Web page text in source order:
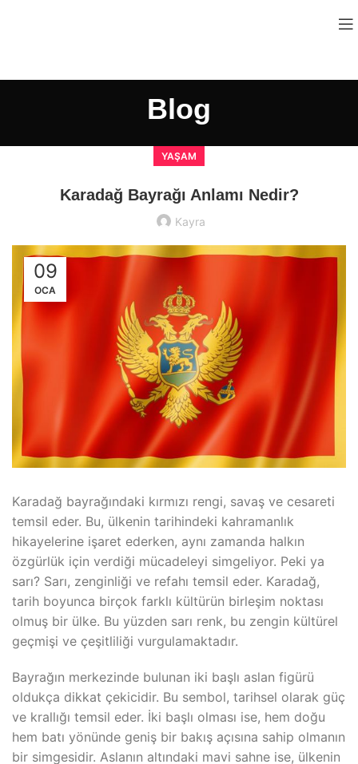
Blog
YAŞAM
Karadağ Bayrağı Anlamı Nedir?
Kayra
09
OCA
Karadağ bayrağındaki kırmızı rengi, savaş ve cesareti
temsil eder. Bu, ülkenin tarihindeki kahramanlık
hikayelerine işaret ederken, aynı zamanda halkın
özgürlük için verdiği mücadeleyi simgeliyor. Peki ya
sarı? Sarı, zenginliği ve refahı temsil eder. Karadağ,
tarih boyunca birçok farklı kültürün birleşim noktası
olmuş bir ülke. Bu yüzden sarı renk, bu zengin kültürel
geçmişi ve çeşitliliği vurgulamaktadır.
Bayrağın merkezinde bulunan iki başlı aslan figürü
oldukça dikkat çekicidir. Bu sembol, tarihsel olarak güç
ve krallığı temsil eder. İki başlı olması ise, hem doğu
hem batı yönünde geniş bir bakış açısına sahip olmanın
bir simgesidir. Aslanın altındaki mavi sahne ise, ülkenin